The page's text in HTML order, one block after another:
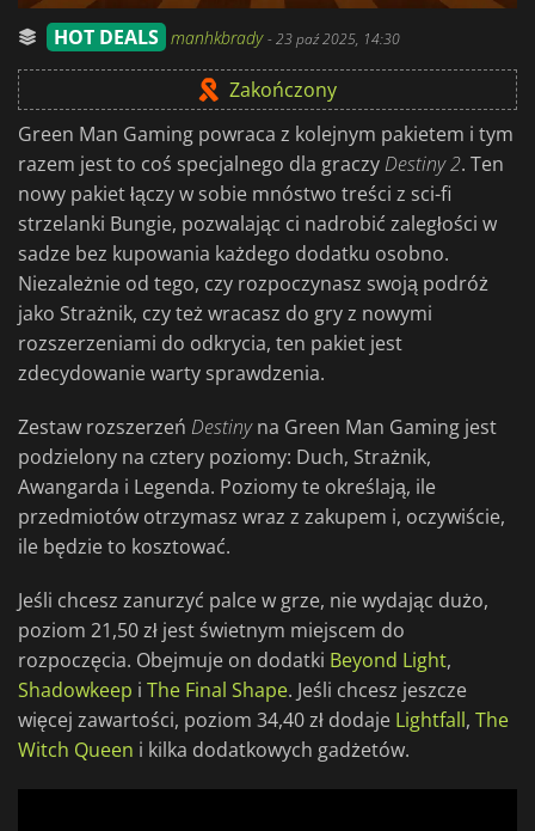
HOT DEALS manhkbrady-23 paź 2025, 14:30
Zakończony
Green Man Gaming powraca z kolejnym pakietem i tym
razem jest to coś specjalnego dla graczyDestiny 2. Ten
nowy pakiet łączy w sobie mnóstwo treści z sci-fi
strzelanki Bungie, pozwalając ci nadrobić zaległości w
sadze bez kupowania każdego dodatku osobno.
Niezależnie od tego, czy rozpoczynasz swoją podróż
jako Strażnik, czy też wracasz do gry z nowymi
rozszerzeniami do odkrycia, ten pakiet jest
zdecydowanie warty sprawdzenia.
Zestaw rozszerzeń Destinyna Green Man Gaming jest
podzielony na cztery poziomy: Duch, Strażnik,
Awangarda i Legenda. Poziomy te określają, ile
przedmiotów otrzymasz wraz z zakupem i, oczywiście,
ile będzie to kosztować.
Jeśli chcesz zanurzyć palce w grze, nie wydając dużo,
poziom 21,50 zł jest świetnym miejscem do
rozpoczęcia. Obejmuje on dodatki Beyond Light,
Shadowkeep i The Final Shape. Jeśli chcesz jeszcze
więcej zawartości, poziom 34,40 zł dodaje Lightfall, The
Witch Queen i kilka dodatkowych gadżetów.